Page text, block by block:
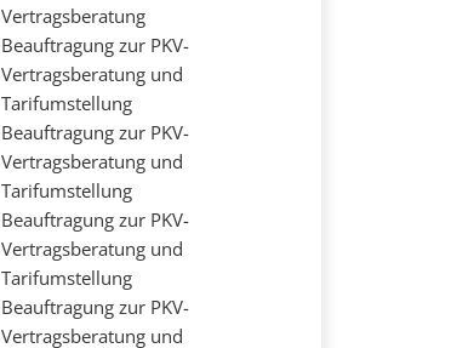
Vertragsberatung
Beauftragung zur PKV-
Vertragsberatung und
Tarifumstellung
Beauftragung zur PKV-
Vertragsberatung und
Tarifumstellung
Beauftragung zur PKV-
Vertragsberatung und
Tarifumstellung
Beauftragung zur PKV-
Vertragsberatung und